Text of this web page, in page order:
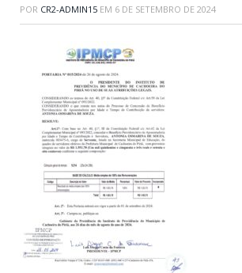
POR CR2-ADMIN15 EM 6 DE SETEMBRO DE 2024